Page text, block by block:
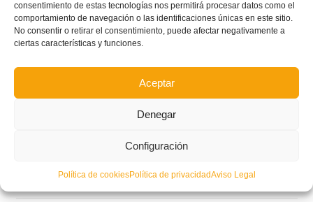
consentimiento de estas tecnologías nos permitirá procesar datos como el
comportamiento de navegación o las identificaciones únicas en este sitio.
No consentir o retirar el consentimiento, puede afectar negativamente a
ciertas características y funciones.
Aceptar
Denegar
Configuración
Política de cookiesPolítica de privacidadAviso Legal
Circular nº. 7 – IV Supercopa Comunitat FFCV Futsal
Circular nº. 6 – Fase Autonómica de la Copa Federación
Este es el grupo VI y calendario de Tercera
Este es el grupo de la Lliga Autonòmica Juvenil de